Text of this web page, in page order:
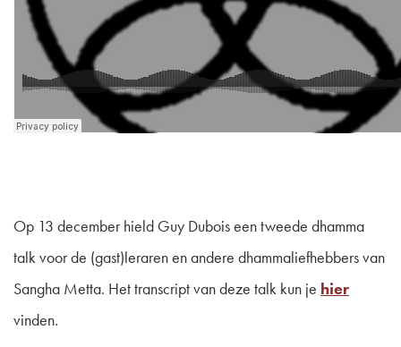
Op 13 december hield Guy Dubois een tweede dhamma
talk voor de (gast)leraren en andere dhammaliefhebbers van
Sangha Metta. Het transcript van deze talk kun je hier
vinden.